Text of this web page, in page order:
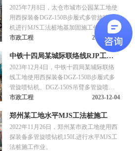
施工
2025年7月8日，太仓市城市公园某工地使
用西探装备DGZ-150B步履式多管旋喷钻
机进行MJS工法桩地基加固施工作业。
市政工程
2025-07-08
中铁十四局某城际联络线RJP工法
桩加固施工
2023年12月4日，中铁十四局某城际联络
线工地使用西探装备DGZ-150B步履式多
管旋喷钻机、DGZ-150S吊臂多管旋喷钻
机、地基强化泵进行RJP工法桩加固施工
市政工程 2023-12-04
郑州某工地水平MJS工法桩施工
2022年11月26日，郑州某市政工地使用西
探装备多管旋喷钻机150L进行水平MJS工
法桩施工作业。